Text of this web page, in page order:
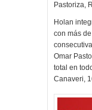
Pastoriza,
Holan
con más
Omar
total en
Canaveri,